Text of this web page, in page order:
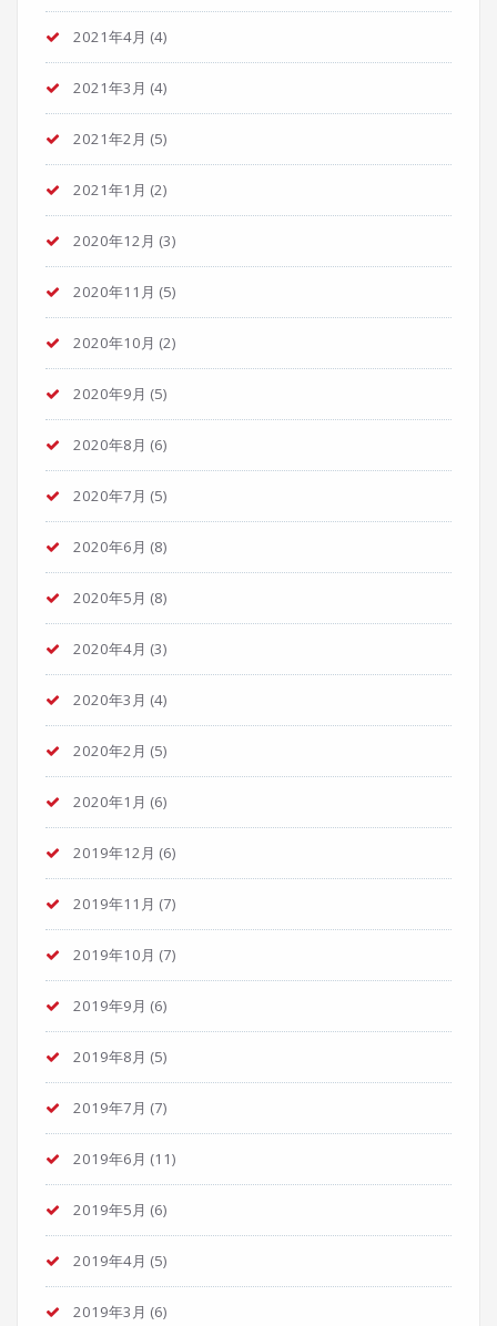
2021年4月 (4)
2021年3月 (4)
2021年2月 (5)
2021年1月 (2)
2020年12月 (3)
2020年11月 (5)
2020年10月 (2)
2020年9月 (5)
2020年8月 (6)
2020年7月 (5)
2020年6月 (8)
2020年5月 (8)
2020年4月 (3)
2020年3月 (4)
2020年2月 (5)
2020年1月 (6)
2019年12月 (6)
2019年11月 (7)
2019年10月 (7)
2019年9月 (6)
2019年8月 (5)
2019年7月 (7)
2019年6月 (11)
2019年5月 (6)
2019年4月 (5)
2019年3月 (6)